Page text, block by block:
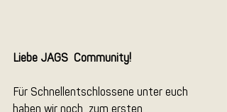
Liebe JAGS  Community!
Für Schnellentschlossene unter euch
haben wir noch  zum ersten